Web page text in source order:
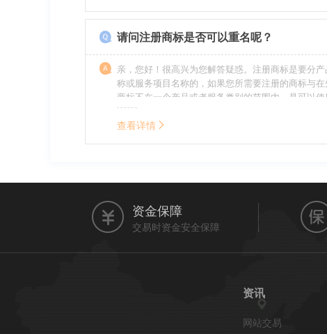
请问注册商标是否可以重名呢？
亲，您好！很高兴为您解答疑惑。注册商标是要分产
称或服务项目名称的，如果您所需要注册的商标与
商标不在一个产品或者服务类别的范围内，是可以
名称的。希望我的回答能帮到您。
查看详情
资金保障
交易时资金安全保障
资讯
网站交易